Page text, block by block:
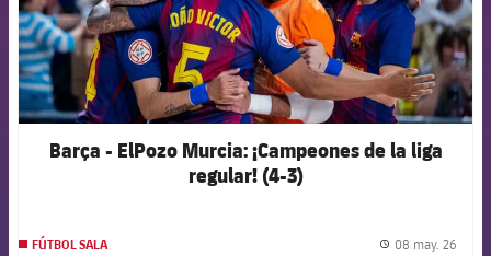
Barça - ElPozo Murcia: ¡Campeones de la liga
regular! (4-3)
FÚTBOL SALA 08 may. 26